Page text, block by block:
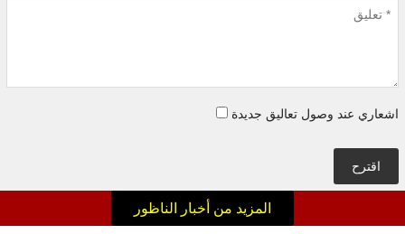
اشعاري عند وصول تعاليق جديدة
اقترح
المزيد من أخبار الناظور